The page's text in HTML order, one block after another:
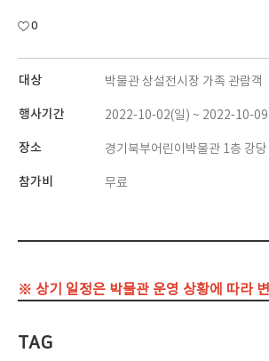
0
대상 박물관 상설전시장 가족 관람객
행사기간 2022-10-02(일) ~ 2022-10-
장소 경기북부어린이박물관 1층 강당
참가비 무료
※ 상기 일정은 박물관 운영 상황에 따라
TAG